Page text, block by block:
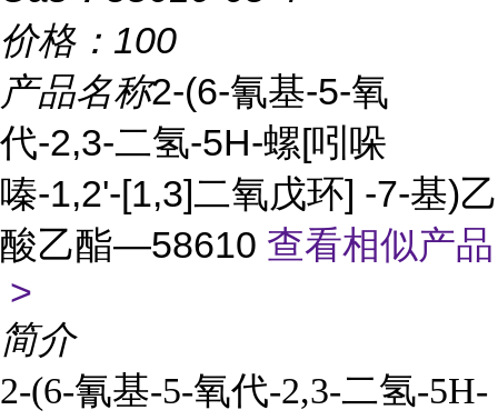
价格： 100
产品名称2-(6-氰基-5-氧
代-2,3-二氢-5H-螺[吲哚
嗪-1,2'-[1,3]二氧戊环] -7-基)乙
酸乙酯—58610 查看相似产品
>
简介
2-(6-氰基-5-氧代-2,3-二氢-5H-